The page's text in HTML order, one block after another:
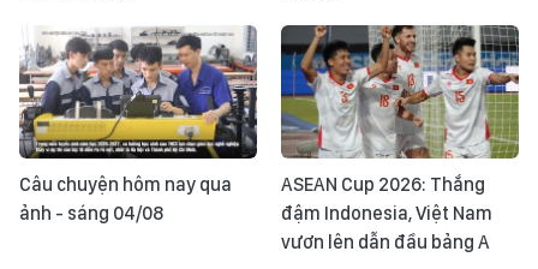
Câu chuyện hôm nay qua
ảnh - sáng 04/08
ASEAN Cup 2026: Thắng
đậm Indonesia, Việt Nam
vươn lên dẫn đầu bảng A